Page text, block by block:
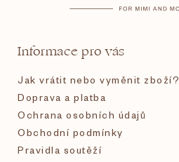
Informace pro vás
Jak vrátit nebo vyměnit zboží?
Doprava a platba
Ochrana osobních údajů
Obchodní podmínky
Pravidla soutěží